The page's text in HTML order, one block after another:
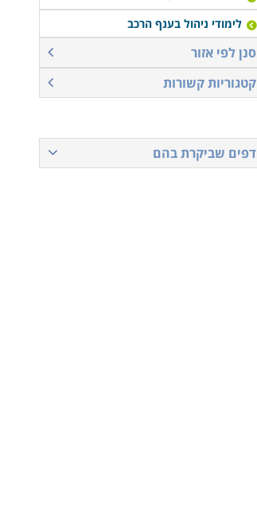
לימודי ניהול בענף הרכב
סנן לפי אזור
קטגוריות קשורות
דפים שביקרת בהם